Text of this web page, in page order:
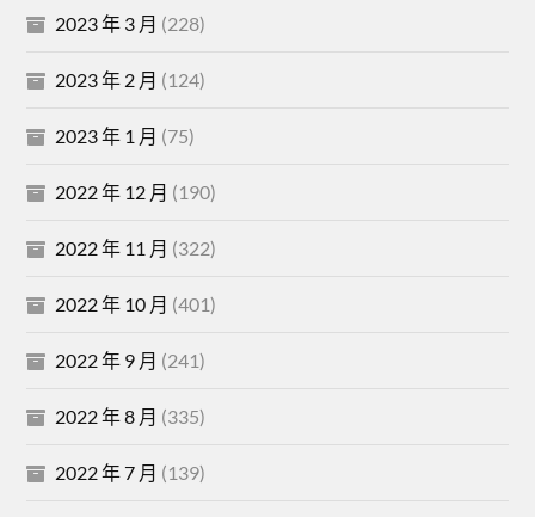
2023 年 3 月 (228)
2023 年 2 月 (124)
2023 年 1 月 (75)
2022 年 12 月 (190)
2022 年 11 月 (322)
2022 年 10 月 (401)
2022 年 9 月 (241)
2022 年 8 月 (335)
2022 年 7 月 (139)